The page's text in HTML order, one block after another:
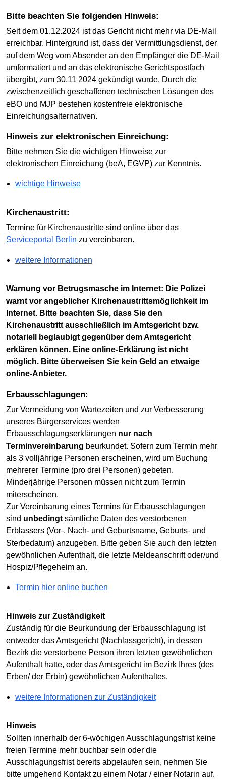
Bitte beachten Sie folgenden Hinweis:
Seit dem 01.12.2024 ist das Gericht nicht mehr via DE-Mail
erreichbar. Hintergrund ist, dass der Vermittlungsdienst, der
auf dem Weg vom Absender an den Empfänger die DE-Mail
umformatiert und an das elektronische Gerichtspostfach
übergibt, zum 30.11 2024 gekündigt wurde. Durch die
zwischenzeitlich geschaffenen technischen Lösungen des
eBO und MJP bestehen kostenfreie elektronische
Einreichungsalternativen.
Hinweis zur elektronischen Einreichung:
Bitte nehmen Sie die wichtigen Hinweise zur
elektronischen Einreichung (beA, EGVP) zur Kenntnis.
wichtige Hinweise
Kirchenaustritt:
Termine für Kirchenaustritte sind online über das
Serviceportal Berlin zu vereinbaren.
weitere Informationen
Warnung vor Betrugsmasche im Internet: Die Polizei
warnt vor angeblicher Kirchenaustrittsmöglichkeit im
Internet. Bitte beachten Sie, dass Sie den
Kirchenaustritt ausschließlich im Amtsgericht bzw.
notariell beglaubigt gegenüber dem Amtsgericht
erklären können. Eine online-Erklärung ist nicht
möglich. Bitte überweisen Sie kein Geld an etwaige
online-Anbieter.
Erbausschlagungen:
Zur Vermeidung von Wartezeiten und zur Verbesserung
unseres Bürgerservices werden
Erbausschlagungserklärungen nur nach
Terminvereinbarung beurkundet. Sofern zum Termin mehr
als 3 volljährige Personen erscheinen, wird um Buchung
mehrerer Termine (pro drei Personen) gebeten.
Minderjährige Personen müssen nicht zum Termin
miterscheinen.
Zur Vereinbarung eines Termins für Erbausschlagungen
sind unbedingt sämtliche Daten des verstorbenen
Erblassers (Vor-, Nach- und Geburtsname, Geburts- und
Sterbedatum) anzugeben. Bitte geben Sie auch den letzten
gewöhnlichen Aufenthalt, die letzte Meldeanschrift oder/und
Hospiz/Pflegeheim an.
Termin hier online buchen
Hinweis zur Zuständigkeit
Zuständig für die Beurkundung der Erbausschlagung ist
entweder das Amtsgericht (Nachlassgericht), in dessen
Bezirk die verstorbene Person ihren letzten gewöhnlichen
Aufenthalt hatte, oder das Amtsgericht im Bezirk Ihres (des
Erben/ der Erbin) gewöhnlichen Aufenthaltes.
weitere Informationen zur Zuständigkeit
Hinweis
Sollten innerhalb der 6-wöchigen Ausschlagungsfrist keine
freien Termine mehr buchbar sein oder die
Ausschlagungsfrist bereits abgelaufen sein, nehmen Sie
bitte umgehend Kontakt zu einem Notar / einer Notarin auf.